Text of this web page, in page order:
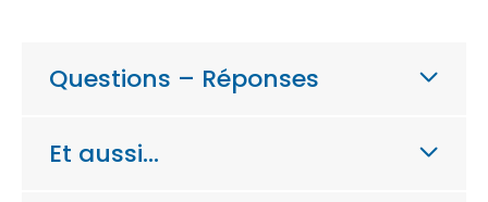
Questions – Réponses
Et aussi…